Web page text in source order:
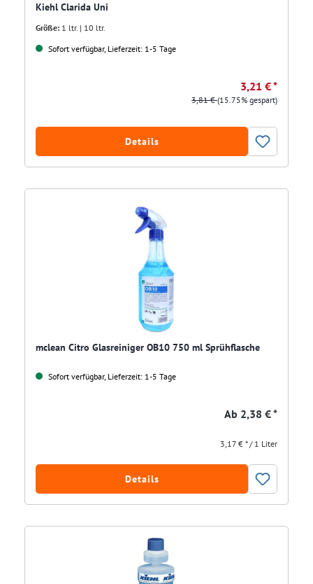
Kiehl Clarida Uni
Größe: 1 ltr. | 10 ltr.
Sofort verfügbar, Lieferzeit: 1-5 Tage
3,21 € *
3,81 €(15.75% gespart)
Details
mclean Citro Glasreiniger OB10 750 ml Sprühflasche
Sofort verfügbar, Lieferzeit: 1-5 Tage
Ab 2,38 € *
3,17 € * / 1 Liter
Details